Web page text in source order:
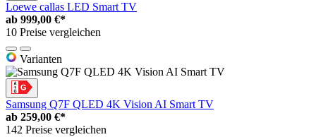
Loewe callas LED Smart TV
ab 999,00 €*
10 Preise vergleichen
Varianten
Samsung Q7F QLED 4K Vision AI Smart TV
ab 259,00 €*
142 Preise vergleichen